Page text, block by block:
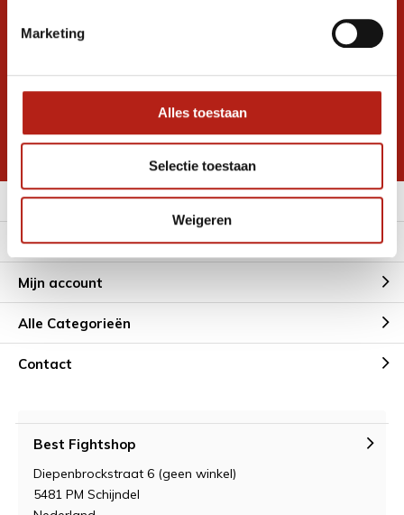
Marketing
Alles toestaan
Selectie toestaan
Weigeren
promoties
* Lees hier de wettelijke beperkingen
Meer informatie
Klantenservice
Mijn account
Alle Categorieën
Contact
Best Fightshop
Diepenbrockstraat 6 (geen winkel)
5481 PM Schijndel